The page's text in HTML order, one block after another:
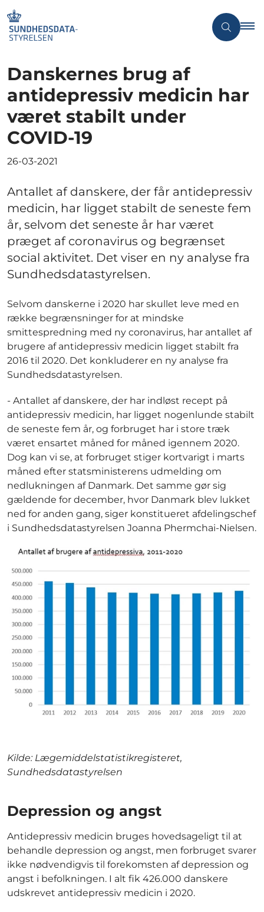
Danskernes brug af
antidepressiv medicin har
været stabilt under
COVID-19
26-03-2021
Antallet af danskere, der får antidepressiv
medicin, har ligget stabilt de seneste fem
år, selvom det seneste år har været
præget af coronavirus og begrænset
social aktivitet. Det viser en ny analyse fra
Sundhedsdatastyrelsen.
Selvom danskerne i 2020 har skullet leve med en
række begrænsninger for at mindske
smittespredning med ny coronavirus, har antallet af
brugere af antidepressiv medicin ligget stabilt fra
2016 til 2020. Det konkluderer en ny analyse fra
Sundhedsdatastyrelsen.
- Antallet af danskere, der har indløst recept på
antidepressiv medicin, har ligget nogenlunde stabilt
de seneste fem år, og forbruget har i store træk
været ensartet måned for måned igennem 2020.
Dog kan vi se, at forbruget stiger kortvarigt i marts
måned efter statsministerens udmelding om
nedlukningen af Danmark. Det samme gør sig
gældende for december, hvor Danmark blev lukket
ned for anden gang, siger konstitueret afdelingschef
i Sundhedsdatastyrelsen Joanna Phermchai-Nielsen.
Kilde: Lægemiddelstatistikregisteret,
Sundhedsdatastyrelsen
Depression og angst
Antidepressiv medicin bruges hovedsageligt til at
behandle depression og angst, men forbruget svarer
ikke nødvendigvis til forekomsten af depression og
angst i befolkningen. I alt fik 426.000 danskere
udskrevet antidepressiv medicin i 2020.